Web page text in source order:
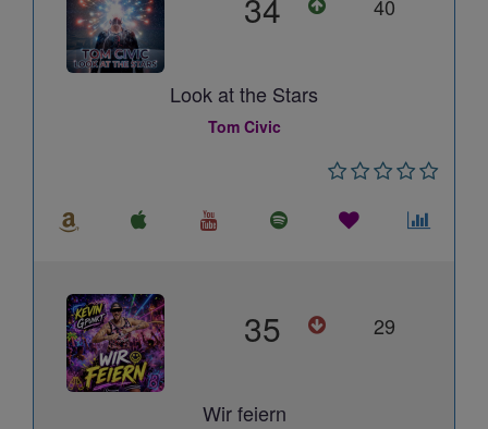
40
Look at the Stars
Tom Civic
35 29
Wir feiern